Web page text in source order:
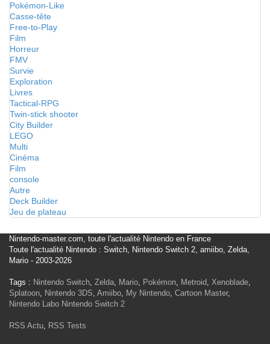
Pokémon-Like
Casse-tête
Free-to-Play
Film
Horreur
FMV
Survie
Exploration
Livres
Tactical-RPG
Twin-stick shooter
City Builder
LEGO
Multi
Cinéma
Film
console
Autre
Deck Builder
Jeu de plateau
Nintendo-master.com, toute l'actualité Nintendo en France
Toute l'actualité Nintendo : Switch, Nintendo Switch 2, amiibo, Zelda,
Mario - 2003-2026
Tags : Nintendo Switch, Zelda, Mario, Pokémon, Metroid, Xenoblade,
Splatoon, Nintendo 3DS, Amiibo, My Nintendo, Cartoon Master,
Nintendo Labo Nintendo Switch 2
RSS Actu, RSS Tests